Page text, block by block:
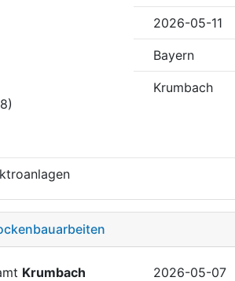
2026-05-11
Bayern
Krumbach
Krumbach
2026-05-07